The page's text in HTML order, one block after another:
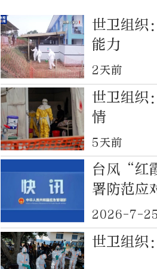
世卫组织
能力
2天前
世卫组织
情
5天前
台风“红
署防范应
2026-7-25
世卫组织